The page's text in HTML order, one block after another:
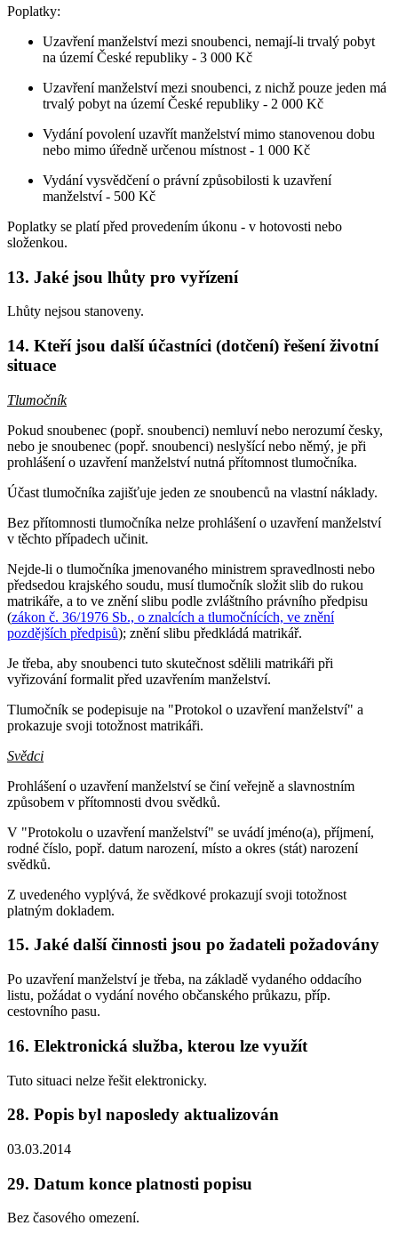
Poplatky:
Uzavření manželství mezi snoubenci, nemají-li trvalý pobyt
na území České republiky - 3 000 Kč
Uzavření manželství mezi snoubenci, z nichž pouze jeden má
trvalý pobyt na území České republiky - 2 000 Kč
Vydání povolení uzavřít manželství mimo stanovenou dobu
nebo mimo úředně určenou místnost - 1 000 Kč
Vydání vysvědčení o právní způsobilosti k uzavření
manželství - 500 Kč
Poplatky se platí před provedením úkonu - v hotovosti nebo
složenkou.
13. Jaké jsou lhůty pro vyřízení
Lhůty nejsou stanoveny.
14. Kteří jsou další účastníci (dotčení) řešení životní
situace
Tlumočník
Pokud snoubenec (popř. snoubenci) nemluví nebo nerozumí česky,
nebo je snoubenec (popř. snoubenci) neslyšící nebo němý, je při
prohlášení o uzavření manželství nutná přítomnost tlumočníka.
Účast tlumočníka zajišťuje jeden ze snoubenců na vlastní náklady.
Bez přítomnosti tlumočníka nelze prohlášení o uzavření manželství
v těchto případech učinit.
Nejde-li o tlumočníka jmenovaného ministrem spravedlnosti nebo
předsedou krajského soudu, musí tlumočník složit slib do rukou
matrikáře, a to ve znění slibu podle zvláštního právního předpisu
(zákon č. 36/1976 Sb., o znalcích a tlumočnících, ve znění
pozdějších předpisů); znění slibu předkládá matrikář.
Je třeba, aby snoubenci tuto skutečnost sdělili matrikáři při
vyřizování formalit před uzavřením manželství.
Tlumočník se podepisuje na "Protokol o uzavření manželství" a
prokazuje svoji totožnost matrikáři.
Svědci
Prohlášení o uzavření manželství se činí veřejně a slavnostním
způsobem v přítomnosti dvou svědků.
V "Protokolu o uzavření manželství" se uvádí jméno(a), příjmení,
rodné číslo, popř. datum narození, místo a okres (stát) narození
svědků.
Z uvedeného vyplývá, že svědkové prokazují svoji totožnost
platným dokladem.
15. Jaké další činnosti jsou po žadateli požadovány
Po uzavření manželství je třeba, na základě vydaného oddacího
listu, požádat o vydání nového občanského průkazu, příp.
cestovního pasu.
16. Elektronická služba, kterou lze využít
Tuto situaci nelze řešit elektronicky.
28. Popis byl naposledy aktualizován
03.03.2014
29. Datum konce platnosti popisu
Bez časového omezení.